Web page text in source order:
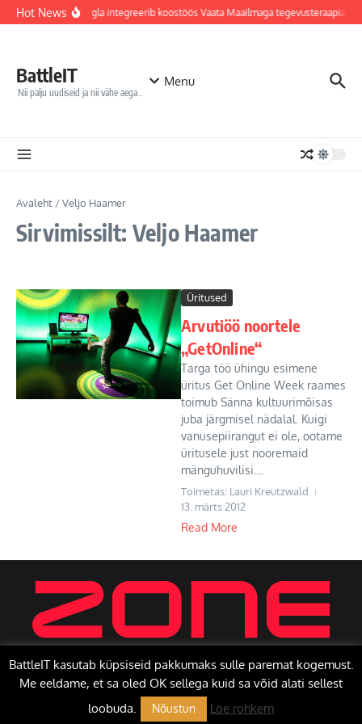
Sisu juurde
Hot NewsJõhvi haigla integreerib koostöös Vaata Maailmaga
BattleIT
Nii palju uudiseid ja nii vähe aega…
Menu
Avaleht /Veljo Haamer
Sirvimissilt: Veljo Haamer
Üritused
Arvutiöö noortele
„GetOnline“
Targa töö ühingu esimene
üritus Get Online Week raames
toimub Sänna kultuurimõisas
juba järgmisel nädalal. Kuigi
vanusepiirangut ei ole, ootame
üritusele just nooremaid
mänguhuvilisi....
Toimetas: Lauri Kreutzwald
13. märts 2012
Read More
Copyright © 2026 BattleIT | Toetab Uudisteajakiri X
BattleIT kasutab küpsiseid pakkumaks sulle paremat kogemust.
Me eeldame, et sa oled OK sellega kuid sa võid alati sellest
loobuda.
Nõustun Loe rohkem